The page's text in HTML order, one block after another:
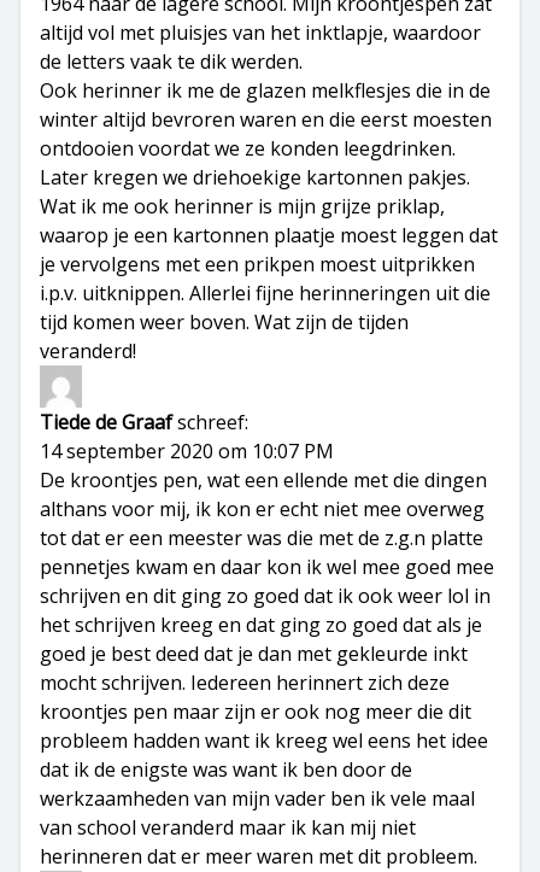
altijd vol met pluisjes van het inktlapje, waardoor
de letters vaak te dik werden.
Ook herinner ik me de glazen melkflesjes die in de
winter altijd bevroren waren en die eerst moesten
ontdooien voordat we ze konden leegdrinken.
Later kregen we driehoekige kartonnen pakjes.
Wat ik me ook herinner is mijn grijze priklap,
waarop je een kartonnen plaatje moest leggen dat
je vervolgens met een prikpen moest uitprikken
i.p.v. uitknippen. Allerlei fijne herinneringen uit die
tijd komen weer boven. Wat zijn de tijden
veranderd!
Tiede de Graafschreef:
14 september 2020 om 10:07 PM
De kroontjes pen, wat een ellende met die dingen
althans voor mij, ik kon er echt niet mee overweg
tot dat er een meester was die met de z.g.n platte
pennetjes kwam en daar kon ik wel mee goed mee
schrijven en dit ging zo goed dat ik ook weer lol in
het schrijven kreeg en dat ging zo goed dat als je
goed je best deed dat je dan met gekleurde inkt
mocht schrijven. Iedereen herinnert zich deze
kroontjes pen maar zijn er ook nog meer die dit
probleem hadden want ik kreeg wel eens het idee
dat ik de enigste was want ik ben door de
werkzaamheden van mijn vader ben ik vele maal
van school veranderd maar ik kan mij niet
herinneren dat er meer waren met dit probleem.